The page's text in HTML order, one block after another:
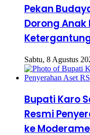
Pekan
Dorong
Sabtu, 8 Agustus
Bupati Karo
Resmi
ke